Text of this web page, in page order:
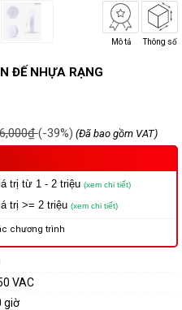
Mô tả Thông số
ĐẾ NHỰA RẠNG
(-39%) (Đã bao gồm VAT)
trị từ 1 - 2 triệu (xem chi tiết)
trị >= 2 triệu (xem chi tiết)
chương trình
VAC
giờ